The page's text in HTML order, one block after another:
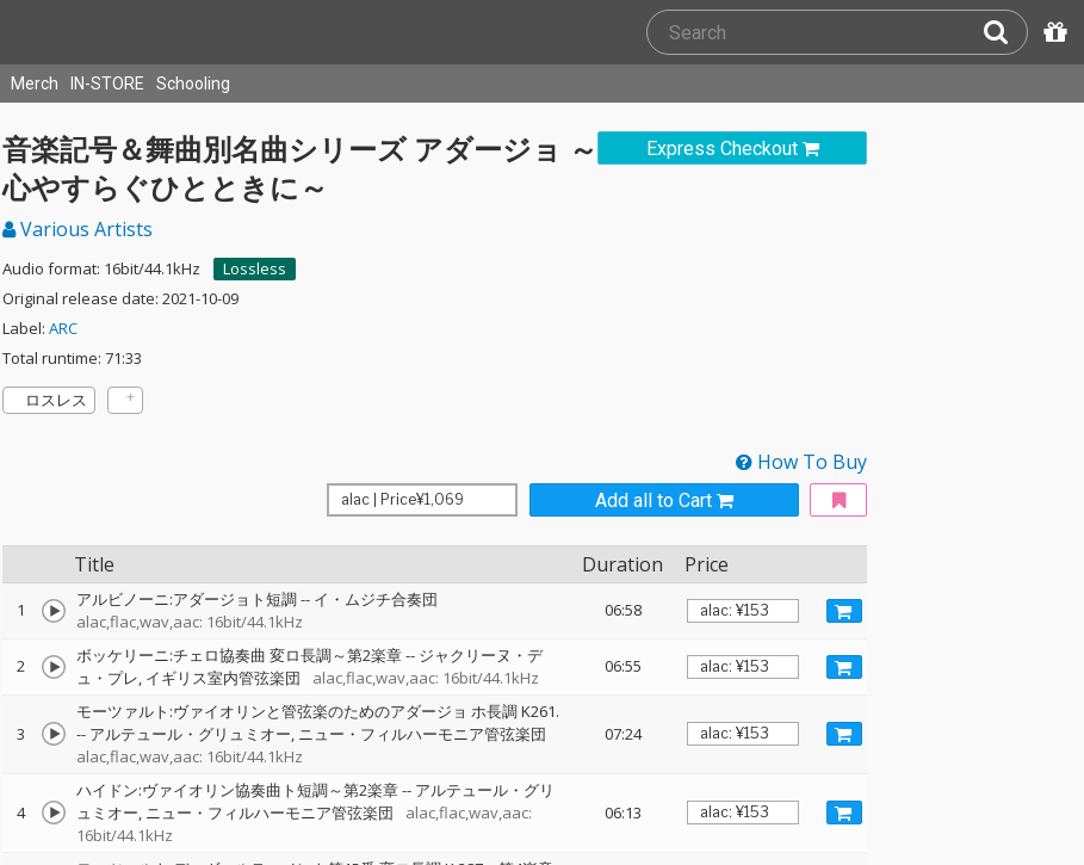
Merch IN-STORE Schooling
Express Checkout
音楽記号＆舞曲別名曲シリーズ アダージョ ～
心やすらぐひとときに～
Various Artists
Audio format: 16bit/44.1kHz
Lossless
Original release date: 2021-10-09
Label: ARC
Total runtime: 71:33
ロスレス
How To Buy
Add all to Cart
Title Duration Price
1 アルビノーニ:アダージョト短調-- イ・ムジチ合奏団
alac,flac,wav,aac: 16bit/44.1kHz
06:58
2 ボッケリーニ:チェロ協奏曲 変ロ長調～第2楽章-- ジャクリーヌ・デ
ュ・プレ イギリス室内管弦楽団 alac,flac,wav,aac: 16bit/44.1kHz
06:55
3
モーツァルト:ヴァイオリンと管弦楽のためのアダージョ ホ長調 K261.
-- アルテュール・グリュミオー ニュー・フィルハーモニア管弦楽団
alac,flac,wav,aac: 16bit/44.1kHz
07:24
4
ハイドン:ヴァイオリン協奏曲ト短調～第2楽章-- アルテュール・グリ
ュミオー ニュー・フィルハーモニア管弦楽団
alac,flac,wav,aac:
16bit/44.1kHz
06:13